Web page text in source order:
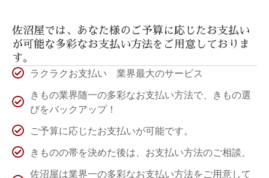
佐沼屋では、あなた様のご予算に応じたお支払い
が可能な多彩なお支払い方法をご用意しておりま
す。
ラクラクお支払い 業界最大のサービス
きもの業界随一の多彩なお支払い方法で、きもの選
びをバックアップ！
ご予算に応じたお支払いが可能です。
きものの帯を決めた後は、お支払い方法のご相談。
佐沼屋は業界一の多彩なお支払い方法をご用意して